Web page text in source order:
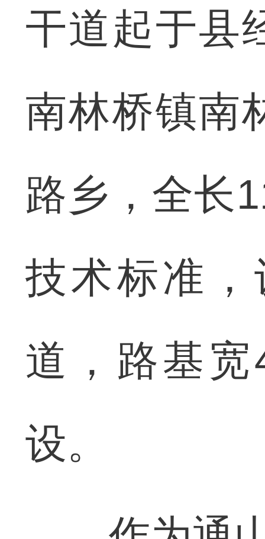
干道起于县
南林桥镇南
路乡，全长
技术标准
道，路基
设。